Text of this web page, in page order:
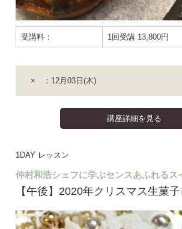
受講料： 1回受講 13,800円
× ：12月03日(木)
講座詳細を見る
1DAY レッスン
仲村和浩シェフに学ぶセンスあふれるス
【午後】2020年クリスマス生菓